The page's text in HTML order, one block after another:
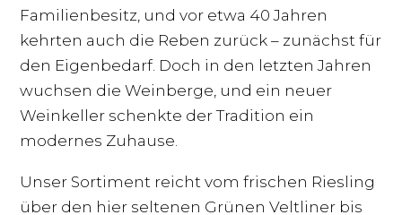
Familienbesitz, und vor etwa 40 Jahren
kehrten auch die Reben zurück – zunächst für
den Eigenbedarf. Doch in den letzten Jahren
wuchsen die Weinberge, und ein neuer
Weinkeller schenkte der Tradition ein
modernes Zuhause.
Unser Sortiment reicht vom frischen Riesling
über den hier seltenen Grünen Veltliner bis